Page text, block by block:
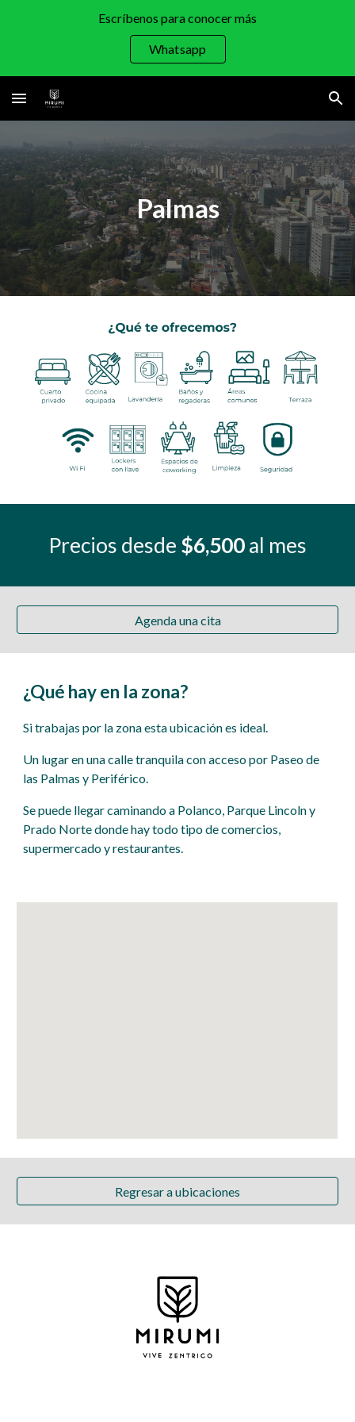
Escríbenos para conocer más
Whatsapp
Palmas
Precios desde $6,500al mes
Agenda una cita
¿Qué hay en la zona?
Si trabajas por la zona esta ubicación es ideal.
Un lugar en una calle tranquila con acceso por Paseo de
las Palmas y Periférico.
Se puede llegar caminando a Polanco, Parque Lincoln y
Prado Norte donde hay todo tipo de comercios,
supermercado y restaurantes.
Regresar a ubicaciones